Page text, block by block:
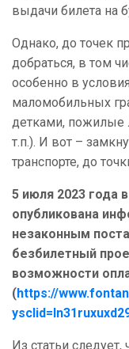
выдачи билета на
Однако, до точек
добраться, в том
особенно в
маломобильных
детками, пожилые
т.п.). И вот –
транспорте, до
5 июля 2023 года
опубликована
незаконным
безбилетный
возможности
(https://
Из статьи